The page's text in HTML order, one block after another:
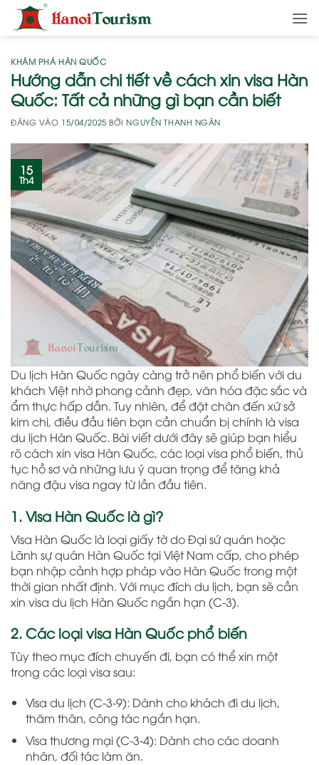
qua
dungKHÁM PHÁ HÀN QUỐC
Hướng dẫn chi tiết về cách xin visa Hàn
Quốc: Tất cả những gì bạn cần biết
ĐĂNG VÀO 15/04/2025 BỞINGUYỄN THANH NGÂN
15
Th4
Du lịch Hàn Quốc ngày càng trở nên phổ biến với du
khách Việt nhờ phong cảnh đẹp, văn hóa đặc sắc và
ẩm thực hấp dẫn. Tuy nhiên, để đặt chân đến xứ sở
kim chi, điều đầu tiên bạn cần chuẩn bị chính là visa
du lịch Hàn Quốc. Bài viết dưới đây sẽ giúp bạn hiểu
rõ cách xin visa Hàn Quốc, các loại visa phổ biến, thủ
tục hồ sơ và những lưu ý quan trọng để tăng khả
năng đậu visa ngay từ lần đầu tiên.
1. Visa Hàn Quốc là gì?
Visa Hàn Quốc là loại giấy tờ do Đại sứ quán hoặc
Lãnh sự quán Hàn Quốc tại Việt Nam cấp, cho phép
bạn nhập cảnh hợp pháp vào Hàn Quốc trong một
thời gian nhất định. Với mục đích du lịch, bạn sẽ cần
xin visa du lịch Hàn Quốc ngắn hạn (C-3).
2. Các loại visa Hàn Quốc phổ biến
Tùy theo mục đích chuyến đi, bạn có thể xin một
trong các loại visa sau:
Visa du lịch (C-3-9): Dành cho khách đi du lịch,
thăm thân, công tác ngắn hạn.
Visa thương mại (C-3-4): Dành cho các doanh
nhân, đối tác làm ăn.